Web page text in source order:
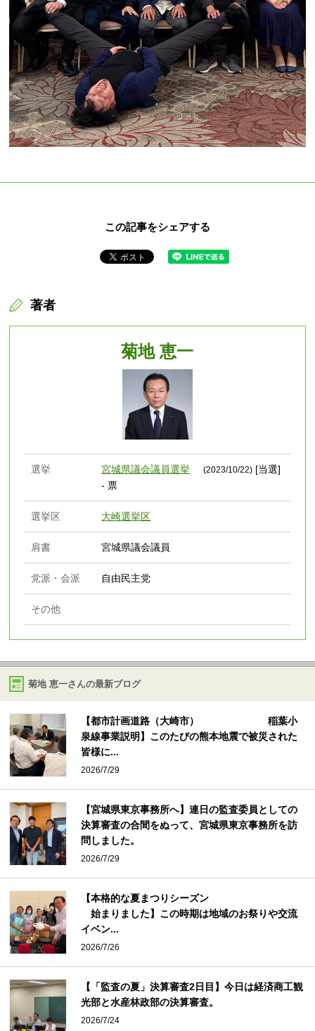
この記事をシェアする
著者
菊地 恵一
選挙 宮城県議会議員選挙 (2023/10/22) [当選]
- 票
選挙区 大崎選挙区
肩書 宮城県議会議員
党派・会派 自由民主党
その他
菊地 恵一さんの最新ブログ
【都市計画道路（大崎市） 稲葉小
泉線事業説明】このたびの熊本地震で被災された
皆様に...
2026/7/29
【宮城県東京事務所へ】連日の監査委員としての
決算審査の合間をぬって、宮城県東京事務所を訪
問しました。
2026/7/29
【本格的な夏まつりシーズン
始まりました】この時期は地域のお祭りや交流
イベン...
2026/7/26
【「監査の夏」決算審査2日目】今日は経済商工観
光部と水産林政部の決算審査。
2026/7/24